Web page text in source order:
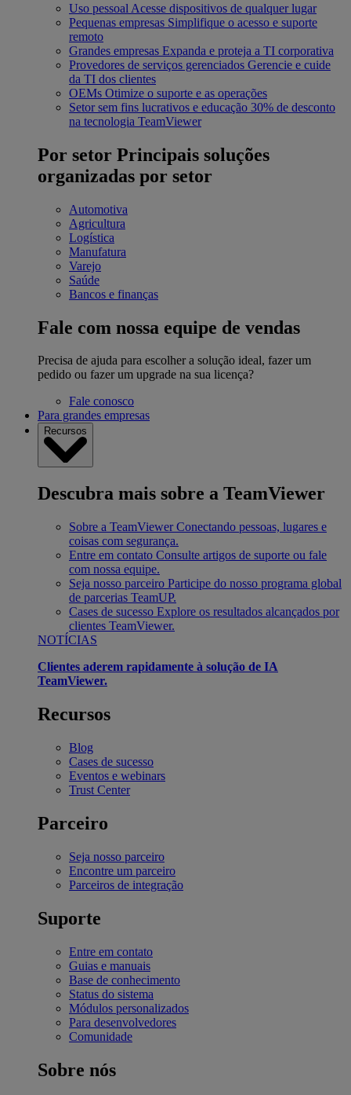
Uso pessoal Acesse dispositivos de qualquer lugar
Pequenas empresas Simplifique o acesso e suporte
remoto
Grandes empresas Expanda e proteja a TI corporativa
Provedores de serviços gerenciados Gerencie e cuide
da TI dos clientes
OEMs Otimize o suporte e as operações
Setor sem fins lucrativos e educação 30% de desconto
na tecnologia TeamViewer
Por setor Principais soluções
organizadas por setor
Automotiva
Agricultura
Logística
Manufatura
Varejo
Saúde
Bancos e finanças
Fale com nossa equipe de vendas
Precisa de ajuda para escolher a solução ideal, fazer um
pedido ou fazer um upgrade na sua licença?
Fale conosco
Para grandes empresas
Recursos
Descubra mais sobre a TeamViewer
Sobre a TeamViewer Conectando pessoas, lugares e
coisas com segurança.
Entre em contato Consulte artigos de suporte ou fale
com nossa equipe.
Seja nosso parceiro Participe do nosso programa global
de parcerias TeamUP.
Cases de sucesso Explore os resultados alcançados por
clientes TeamViewer.
NOTÍCIAS
Clientes aderem rapidamente à solução de IA
TeamViewer.
Recursos
Blog
Cases de sucesso
Eventos e webinars
Trust Center
Parceiro
Seja nosso parceiro
Encontre um parceiro
Parceiros de integração
Suporte
Entre em contato
Guias e manuais
Base de conhecimento
Status do sistema
Módulos personalizados
Para desenvolvedores
Comunidade
Sobre nós